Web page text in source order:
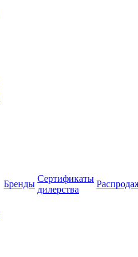
Бренды
Сертификаты
дилерства